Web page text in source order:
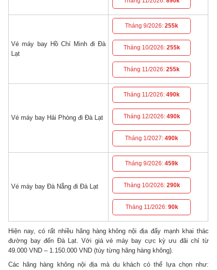
Vé máy bay Hồ Chí Minh đi Đà
Lạt
Tháng 9/2026:255k
Tháng 10/2026: 255k
Tháng 11/2026:255k
Vé máy bay Hải Phòng đi Đà Lạt
Tháng 11/2026:490k
Tháng 12/2026: 490k
Tháng 1/2027:490k
Vé máy bay Đà Nẵng đi Đà Lạt
Tháng 9/2026:459k
Tháng 10/2026: 290k
Tháng 11/2026: 90k
Hiện nay, có rất nhiều hãng hàng không nội địa đẩy mạnh khai thác
đường bay đến Đà Lạt. Với giá vé máy bay cực kỳ ưu đãi chỉ từ
49.000 VND – 1.150.000 VND (tùy từng hãng hàng không).
Các hãng hàng không nội địa mà du khách có thể lựa chọn như: